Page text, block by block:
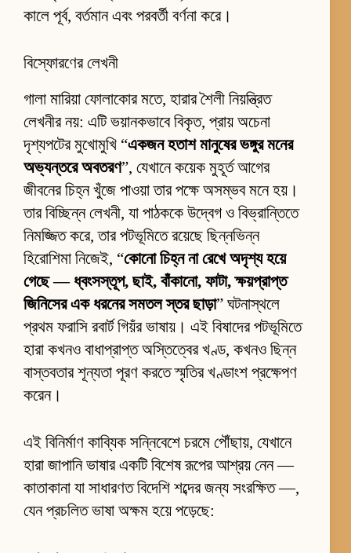
কালে পূর্ব, বর্তমান এবং পরবর্তী বর্ণনা করে।
বিস্ফোরণের লেখনী
গালা মারিয়া ফোলাকোর মতে, হারার শৈলী নিয়ন্ত্রিত
লেখনীর নয়: এটি ভয়ানকভাবে বিকৃত, প্রায় অচেনা
দৃশ্যপটের মুখোমুখি “একজন হতাশ মানুষের ভঙ্গুর মনের
অভ্যন্তরে অবতরণ”, যেখানে কয়েক মুহূর্ত আগের
জীবনের চিহ্ন খুঁজে পাওয়া তার পক্ষে অসম্ভব মনে হয়।
তার বিচ্ছিন্ন লেখনী, যা পাঠককে উদ্বেগ ও বিভ্রান্তিতে
নিমজ্জিত করে, তার পটভূমিতে রয়েছে ছিন্নভিন্ন
হিরোশিমা নিজেই, “কোনো চিহ্ন না রেখে অদৃশ্য হয়ে
গেছে — ধ্বংসস্তূপ, ছাই, বাঁকানো, ফাটা, ক্ষয়প্রাপ্ত
জিনিসের এক ধরনের সমতল স্তর ছাড়া” ঘটনাস্থলে
প্রথম ফরাসি রবার্ট গিয়ঁর ভাষায়। এই বিষাদের পটভূমিতে
হারা কখনও বাধাপ্রাপ্ত অস্তিত্বের খণ্ড, কখনও ছিন্ন
বাস্তবতার শূন্যতা পূরণ করতে স্মৃতির খণ্ডাংশ প্রক্ষেপণ
করেন।
এই বিনির্মাণ কাব্যিক সন্নিবেশে চরমে পৌঁছায়, যেখানে
হারা জাপানি ভাষার একটি বিশেষ রূপের আশ্রয় নেন —
কাতাকানা যা সাধারণত বিদেশি শব্দের জন্য সংরক্ষিত —,
যেন প্রচলিত ভাষা অক্ষম হয়ে পড়েছে: